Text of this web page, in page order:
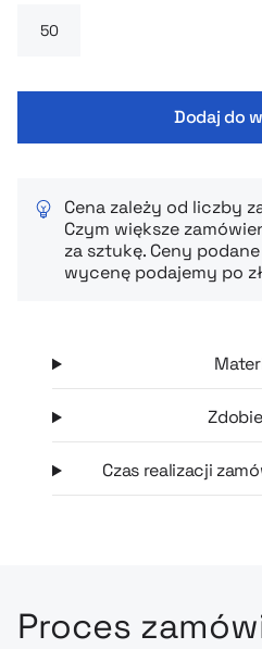
Ergonomiczna, dobrze
trakcie biegu. To praktyczny
sprawdza się podczas treningów
zawodów i aktywności w
sportowym i jednocześnie
Dodaj do
Cena zależy od liczby
Czym większe
za sztukę. Ceny
wycenę podajemy po
Czas realizacji
Proces